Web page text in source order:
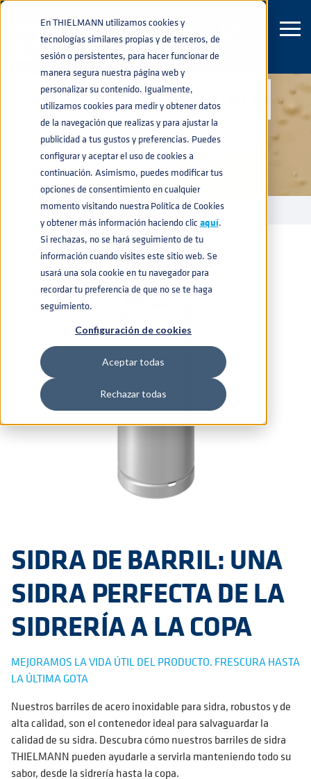
En THIELMANN utilizamos cookies y
tecnologías similares propias y de terceros, de
sesión o persistentes, para hacer funcionar de
manera segura nuestra página web y
personalizar su contenido. Igualmente,
utilizamos cookies para medir y obtener datos
de la navegación que realizas y para ajustar la
publicidad a tus gustos y preferencias. Puedes
configurar y aceptar el uso de cookies a
continuación. Asimismo, puedes modificar tus
opciones de consentimiento en cualquier
momento visitando nuestra Política de Cookies
y obtener más información haciendo clic aquí.
Si rechazas, no se hará seguimiento de tu
información cuando visites este sitio web. Se
usará una sola cookie en tu navegador para
recordar tu preferencia de que no se te haga
seguimiento.
Configuración de cookies
Aceptar todas
Rechazar todas
BARRILES PARA SIDRA
BARRILES DE ACERO INOXIDABLEnavigate_next BARRILES PARA SIDRA
SIDRA DE BARRIL: UNA
SIDRA PERFECTA DE LA
SIDRERÍA A LA COPA
MEJORAMOS LA VIDA ÚTIL DEL PRODUCTO. FRESCURA HASTA
LA ÚLTIMA GOTA
Nuestros barriles de acero inoxidable para sidra, robustos y de
alta calidad, son el contenedor ideal para salvaguardar la
calidad de su sidra. Descubra cómo nuestros barriles de sidra
THIELMANN pueden ayudarle a servirla manteniendo todo su
sabor, desde la sidrería hasta la copa.